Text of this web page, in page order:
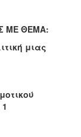
ΜΕ ΘΕΜΑ:
μιας